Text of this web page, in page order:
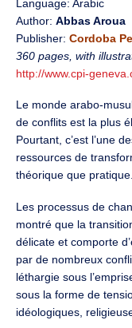
Language: Arabic
Author: Abbas Aroua
Publisher: Cordoba
360 pages, with
http://www.cpi-
Le monde arabo-
de conflits est la plus
Pourtant, c’est l’une
ressources de
théorique que pratique.
Les processus de
montré que la
délicate et comporte
par de nombreux
léthargie sous
sous la forme de
idéologiques,